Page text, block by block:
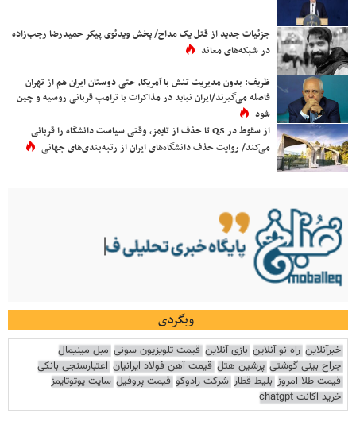
جزئیات جدید از قتل یک مداح/ پخش ویدئوی پیکر حمیدرضا رجب‌زاده
در شبکه‌های معاند
ظریف: بدون مدیریت تنش با آمریکا، حتی دوستان ایران هم از تهران
فاصله می‌گیرند/ایران نباید در مذاکرات با ترامپ قربانی روسیه و چین
شود
از سقوط در QS تا حذف از تایمز، وقتی سیاست دانشگاه را قربانی
می‌کند/ روایت حذف دانشگاه‌های ایران از رتبه‌بندی‌های جهانی
وبگردی
خبرآنلاین راه نو آنلاین بازی آنلاین قیمت تلویزیون سونی مبل مینیمال
جراح بینی گوشتی پرشین هتل قیمت آهن فولاد ایرانیان اعتبارسنجی بانکی
قیمت طلا امروز بلیط قطار شرکت رادوکو قیمت پروفیل سایت یوتوتایمز
خرید اکانت chatgpt